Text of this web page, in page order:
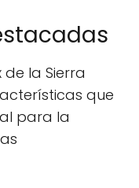
la Sierra
que
para la